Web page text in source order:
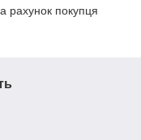
рахунок покупця